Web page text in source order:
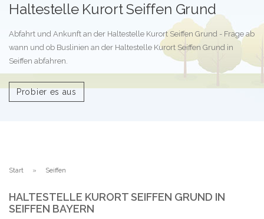
Haltestelle Kurort Seiffen Grund
Abfahrt und Ankunft an der Haltestelle Kurort Seiffen Grund - Frage ab
wann und ob Buslinien an der Haltestelle Kurort Seiffen Grund in
Seiffen abfahren.
Probier es aus
Start Seiffen
HALTESTELLE KURORT SEIFFEN GRUND IN
SEIFFEN BAYERN